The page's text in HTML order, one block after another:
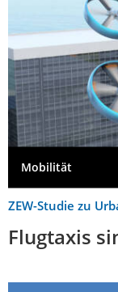
Mobilität
ZEW-Studie zu
Flugtaxis